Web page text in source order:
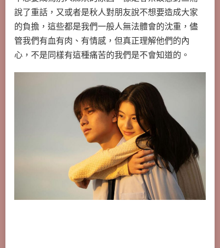
說了重話，又或者是秋人對朋友說不想要造成大家
的負擔，這些都是我們一般人無法體會的沈重，儘
管我們有血有肉、有情感，但真正理解他們的內
心，不是同樣有這種痛苦的我們是不會知道的。